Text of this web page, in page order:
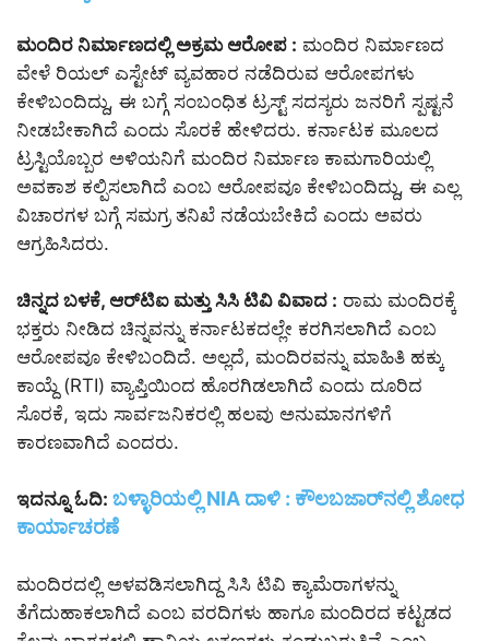
ಮಂದಿರ ನಿರ್ಮಾಣದಲ್ಲಿ ಅಕ್ರಮ ಆರೋಪ : ಮಂದಿರ ನಿರ್ಮಾಣದ
ವೇಳೆ ರಿಯಲ್ ಎಸ್ಟೇಟ್ ವ್ಯವಹಾರ ನಡೆದಿರುವ ಆರೋಪಗಳು
ಕೇಳಿಬಂದಿದ್ದು, ಈ ಬಗ್ಗೆ ಸಂಬಂಧಿತ ಟ್ರಸ್ಟ್ ಸದಸ್ಯರು ಜನರಿಗೆ ಸ್ಪಷ್ಟನೆ
ನೀಡಬೇಕಾಗಿದೆ ಎಂದು ಸೊರಕೆ ಹೇಳಿದರು. ಕರ್ನಾಟಕ ಮೂಲದ
ಟ್ರಸ್ಟಿಯೊಬ್ಬರ ಅಳಿಯನಿಗೆ ಮಂದಿರ ನಿರ್ಮಾಣ ಕಾಮಗಾರಿಯಲ್ಲಿ
ಅವಕಾಶ ಕಲ್ಪಿಸಲಾಗಿದೆ ಎಂಬ ಆರೋಪವೂ ಕೇಳಿಬಂದಿದ್ದು, ಈ ಎಲ್ಲ
ವಿಚಾರಗಳ ಬಗ್ಗೆ ಸಮಗ್ರ ತನಿಖೆ ನಡೆಯಬೇಕಿದೆ ಎಂದು ಅವರು
ಆಗ್ರಹಿಸಿದರು.
ಚಿನ್ನದ ಬಳಕೆ, ಆರ್‌ಟಿಐ ಮತ್ತು ಸಿಸಿ ಟಿವಿ ವಿವಾದ : ರಾಮ ಮಂದಿರಕ್ಕೆ
ಭಕ್ತರು ನೀಡಿದ ಚಿನ್ನವನ್ನು ಕರ್ನಾಟಕದಲ್ಲೇ ಕರಗಿಸಲಾಗಿದೆ ಎಂಬ
ಆರೋಪವೂ ಕೇಳಿಬಂದಿದೆ. ಅಲ್ಲದೆ, ಮಂದಿರವನ್ನು ಮಾಹಿತಿ ಹಕ್ಕು
ಕಾಯ್ದೆ (RTI) ವ್ಯಾಪ್ತಿಯಿಂದ ಹೊರಗಿಡಲಾಗಿದೆ ಎಂದು ದೂರಿದ
ಸೊರಕೆ, ಇದು ಸಾರ್ವಜನಿಕರಲ್ಲಿ ಹಲವು ಅನುಮಾನಗಳಿಗೆ
ಕಾರಣವಾಗಿದೆ ಎಂದರು.
ಇದನ್ನೂ ಓದಿ: ಬಳ್ಳಾರಿಯಲ್ಲಿ NIA ದಾಳಿ : ಕೌಲಬಜಾರ್‌ನಲ್ಲಿ ಶೋಧ
ಕಾರ್ಯಾಚರಣೆ
ಮಂದಿರದಲ್ಲಿ ಅಳವಡಿಸಲಾಗಿದ್ದ ಸಿಸಿ ಟಿವಿ ಕ್ಯಾಮೆರಾಗಳನ್ನು
ತೆಗೆದುಹಾಕಲಾಗಿದೆ ಎಂಬ ವರದಿಗಳು ಹಾಗೂ ಮಂದಿರದ ಕಟ್ಟಡದ